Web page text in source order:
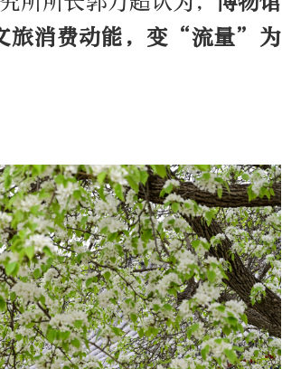
旅消费动能，变“流量”为